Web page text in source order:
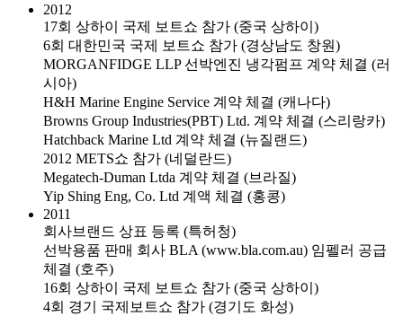
2012
17회 상하이 국제 보트쇼 참가 (중국 상하이)
6회 대한민국 국제 보트쇼 참가 (경상남도 창원)
MORGANFIDGE LLP 선박엔진 냉각펌프 계약 체결 (러
시아)
H&H Marine Engine Service 계약 체결 (캐나다)
Browns Group Industries(PBT) Ltd. 계약 체결 (스리랑카)
Hatchback Marine Ltd 계약 체결 (뉴질랜드)
2012 METS쇼 참가 (네덜란드)
Megatech-Duman Ltda 계약 체결 (브라질)
Yip Shing Eng, Co. Ltd 계액 체결 (홍콩)
2011
회사브랜드 상표 등록 (특허청)
선박용품 판매 회사 BLA (www.bla.com.au) 임펠러 공급
체결 (호주)
16회 상하이 국제 보트쇼 참가 (중국 상하이)
4회 경기 국제보트쇼 참가 (경기도 화성)